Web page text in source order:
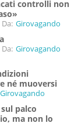
controlli non
Da: Girovagando
Da: Girovagando
né muoversi
Girovagando
palco
ma non lo